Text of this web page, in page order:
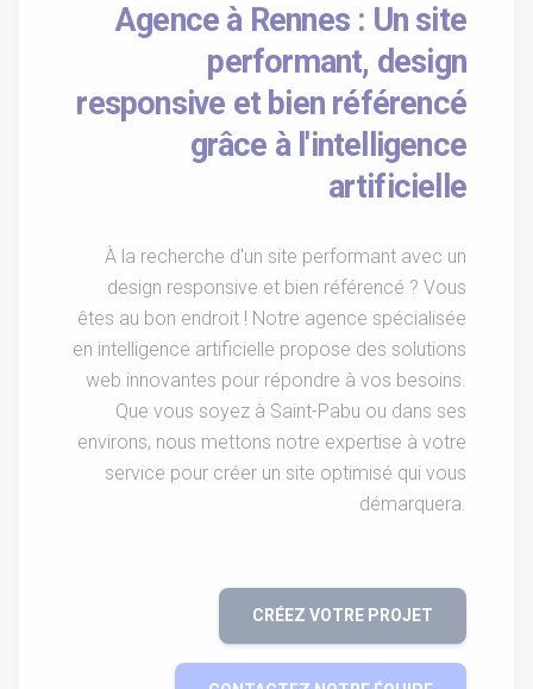
Agence à Rennes : Un site
performant, design
responsive et bien référencé
grâce à l'intelligence
artificielle
À la recherche d'un site performant avec un
design responsive et bien référencé ? Vous
êtes au bon endroit ! Notre agence spécialisée
en intelligence artificielle propose des solutions
web innovantes pour répondre à vos besoins.
Que vous soyez à Saint-Pabu ou dans ses
environs, nous mettons notre expertise à votre
service pour créer un site optimisé qui vous
démarquera.
CRÉEZ VOTRE PROJET